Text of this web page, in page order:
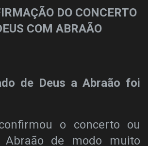
DO CONCERTO
COM ABRAÃO
de Deus a Abraão foi
o concerto ou
Abraão de modo muito